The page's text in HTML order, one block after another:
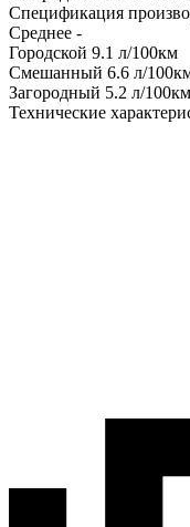
Спецификация
Среднее -
Городской 9.1 л/100км
Смешанный 6.6 л/
Загородный 5.2 л/100км
Технические